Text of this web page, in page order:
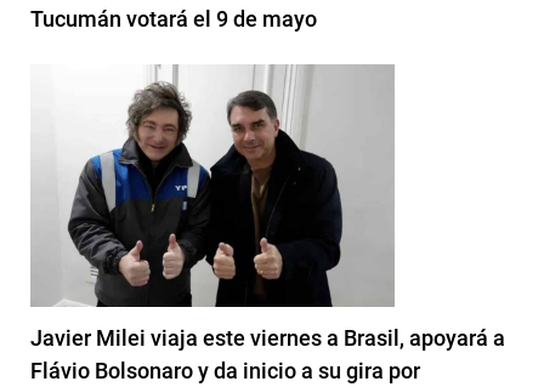
Tucumán votará el 9 de mayo
Javier Milei viaja este viernes a Brasil, apoyará a
Flávio Bolsonaro y da inicio a su gira por